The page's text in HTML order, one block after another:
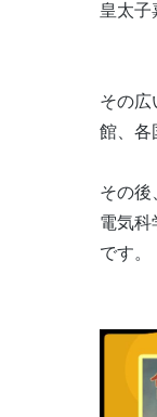
皇太子
その広
館、各
その後
電気科
です。